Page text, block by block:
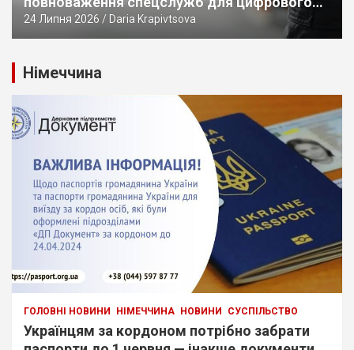
стеження
24 Липня 2026 Daria Krapivtsova
Німеччина
ГОЛОВНІ НОВИНИ НІМЕЧЧИНА НОВИНИ СУСПІЛЬСТВО
Українцям за кордоном потрібно забрати